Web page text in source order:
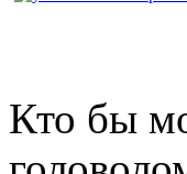
Кто бы